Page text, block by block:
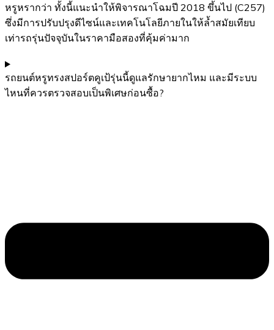
หรูหรากว่า ทั้งนี้แนะนำให้พิจารณาโฉมปี 2018 ขึ้นไป (C257)
ซึ่งมีการปรับปรุงดีไซน์และเทคโนโลยีภายในให้ล้ำสมัยเทียบ
เท่ารถรุ่นปัจจุบันในราคามือสองที่คุ้มค่ามาก
รถยนต์หรูทรงสปอร์ตคูเป้รุ่นนี้ดูแลรักษายากไหม และมีระบบ
ไหนที่ควรตรวจสอบเป็นพิเศษก่อนซื้อ?